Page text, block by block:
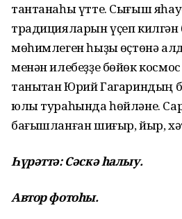
тантанаһы үтте. Сығыш
традицияларын үҫеп
мөһимлеген һыҙыҡ өҫтөнә
менән илебеҙҙе бөйөк
танытҡан Юрий
юлы тураһында һөйләне.
бағышланған шиғыр, йыр,
Һүрәттә: Сәскә һалыу.
Автор фотоһы.